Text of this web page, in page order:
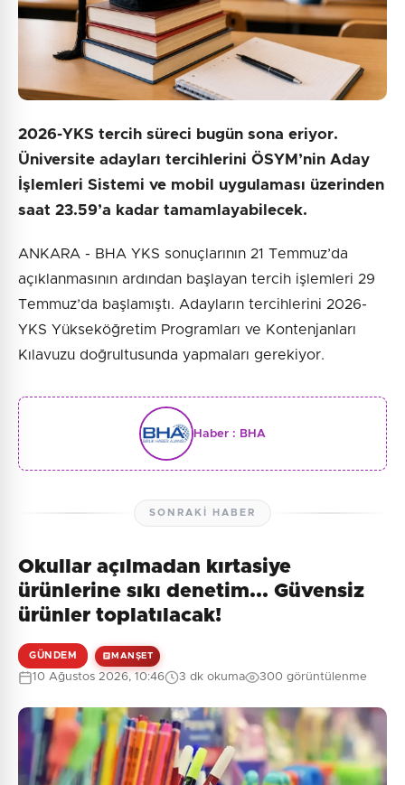
2026-YKS tercih süreci bugün sona eriyor.
Üniversite adayları tercihlerini ÖSYM’nin Aday
İşlemleri Sistemi ve mobil uygulaması üzerinden
saat 23.59’a kadar tamamlayabilecek.
ANKARA - BHA YKS sonuçlarının 21 Temmuz’da
açıklanmasının ardından başlayan tercih işlemleri 29
Temmuz’da başlamıştı. Adayların tercihlerini 2026-
YKS Yükseköğretim Programları ve Kontenjanları
Kılavuzu doğrultusunda yapmaları gerekiyor.
Haber : BHA
SONRAKI HABER
Okullar açılmadan kırtasiye
ürünlerine sıkı denetim... Güvensiz
ürünler toplatılacak!
GÜNDEM MANŞET
10 Ağustos 2026, 10:46 3 dk okuma 300 görüntülenme